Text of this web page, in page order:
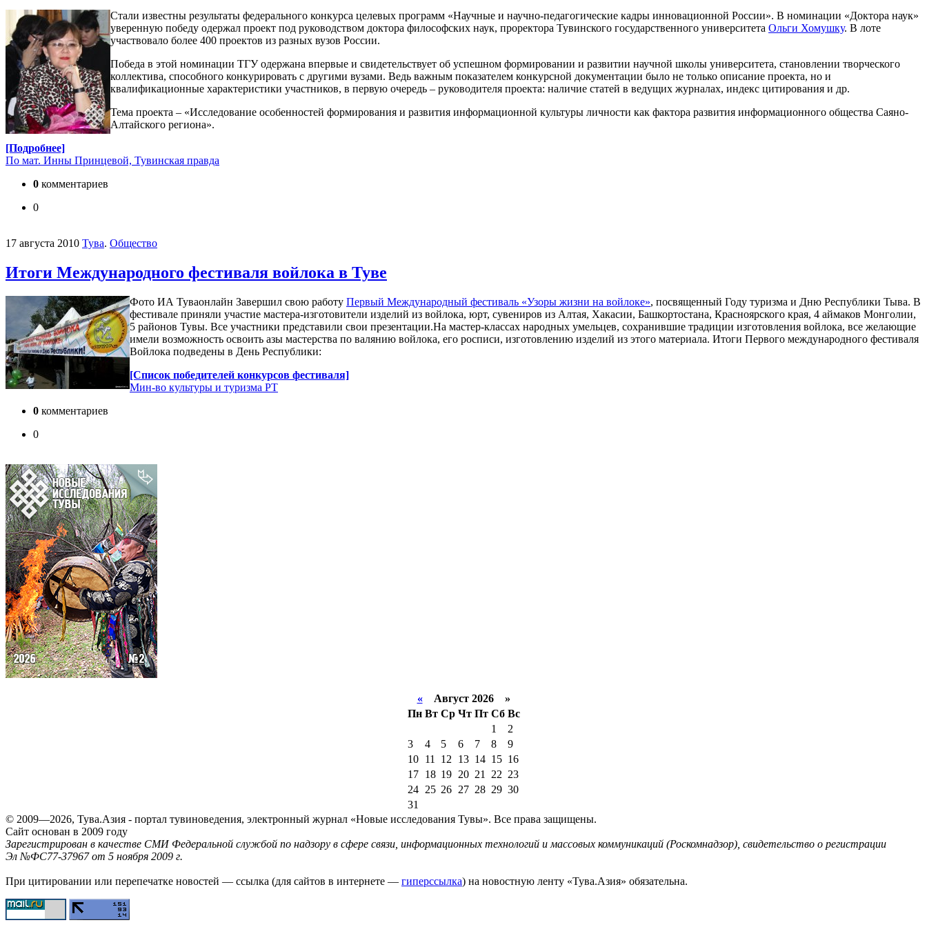
Стали известны результаты федерального конкурса целевых программ «Научные и научно-педагогические кадры инновационной России». В номинации «Доктора наук»
уверенную победу одержал проект под руководством доктора философских наук, проректора Тувинского государственного университета Ольги Хомушку. В лоте
участвовало более 400 проектов из разных вузов России.
Победа в этой номинации ТГУ одержана впервые и свидетельствует об успешном формировании и развитии научной школы университета, становлении творческого
коллектива, способного конкурировать с другими вузами. Ведь важным показателем конкурсной документации было не только описание проекта, но и
квалификационные характеристики участников, в первую очередь – руководителя проекта: наличие статей в ведущих журналах, индекс цитирования и др.
Тема проекта – «Исследование особенностей формирования и развития информационной культуры личности как фактора развития информационного общества Саяно-
Алтайского региона».
[Подробнее]
По мат. Инны Принцевой, Тувинская правда
0 комментариев
0
17 августа 2010 Тува. Общество
Итоги Международного фестиваля войлока в Туве
Фото ИА Туваонлайн Завершил свою работу Первый Международный фестиваль «Узоры жизни на войлоке», посвященный Году туризма и Дню Республики Тыва. В
фестивале приняли участие мастера-изготовители изделий из войлока, юрт, сувениров из Алтая, Хакасии, Башкортостана, Красноярского края, 4 аймаков Монголии,
5 районов Тувы. Все участники представили свои презентации.На мастер-классах народных умельцев, сохранившие традиции изготовления войлока, все желающие
имели возможность освоить азы мастерства по валянию войлока, его росписи, изготовлению изделий из этого материала. Итоги Первого международного фестиваля
Войлока подведены в День Республики:
[Список победителей конкурсов фестиваля]
Мин-во культуры и туризма РТ
0 комментариев
0
«Август 2026 »
Пн Вт Ср Чт Пт Сб Вс
1
2
3
4 5 6 7 8
9
10
11 12 13 14 15 16
17
18 19 20 21 22 23
24
25 26 27 28 29 30
31
© 2009—2026, Тува.Азия - портал тувиноведения, электронный журнал «Новые исследования Тувы». Все права защищены.
Сайт основан в 2009 году
Зарегистрирован в качестве СМИ Федеральной службой по надзору в сфере связи, информационных технологий и массовых коммуникаций (Роскомнадзор), свидетельство о регистрации
Эл №ФС77-37967 от 5 ноября 2009 г.
При цитировании или перепечатке новостей — ссылка (для сайтов в интернете — гиперссылка) на новостную ленту «Тува.Азия» обязательна.